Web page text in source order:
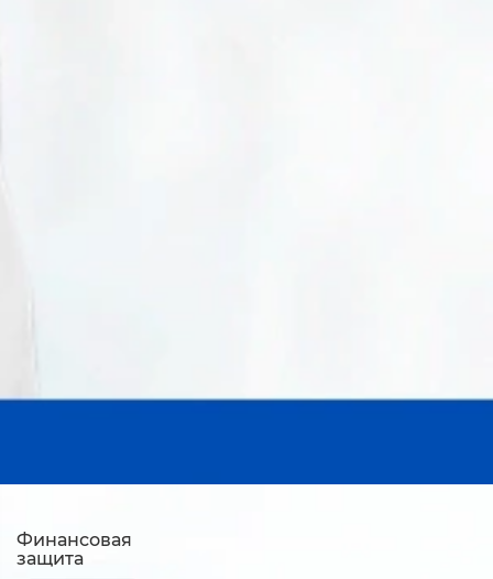
Финансовая
защита